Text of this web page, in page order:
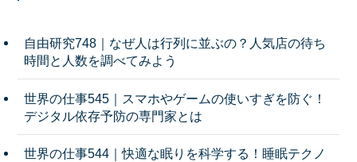
自由研究748｜なぜ人は行列に並ぶの？人気店の待ち
時間と人数を調べてみよう
世界の仕事545｜スマホやゲームの使いすぎを防ぐ！
デジタル依存予防の専門家とは
世界の仕事544｜快適な眠りを科学する！睡眠テクノ